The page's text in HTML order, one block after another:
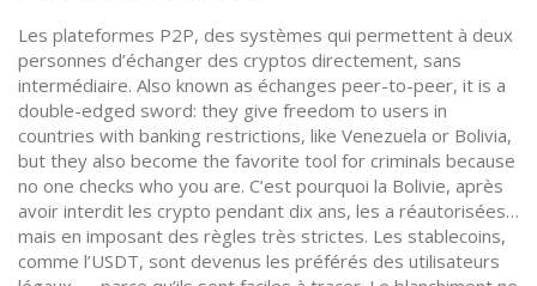
Les plateformes P2P, des systèmes qui permettent à deux
personnes d’échanger des cryptos directement, sans
intermédiaire. Also known as échanges peer-to-peer, it is a
double-edged sword: they give freedom to users in
countries with banking restrictions, like Venezuela or Bolivia,
but they also become the favorite tool for criminals because
no one checks who you are. C’est pourquoi la Bolivie, après
avoir interdit les crypto pendant dix ans, les a réautorisées…
mais en imposant des règles très strictes. Les stablecoins,
comme l’USDT, sont devenus les préférés des utilisateurs